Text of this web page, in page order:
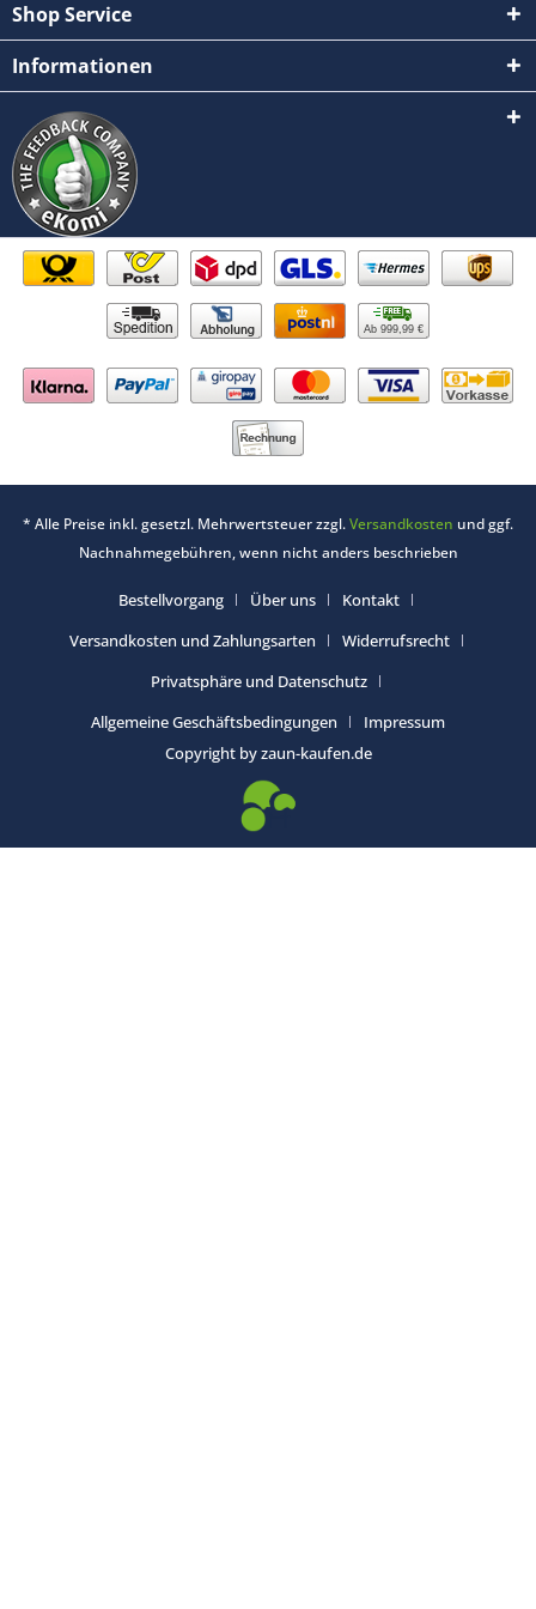
Shop Service
Informationen
Ab 999,99 €
* Alle Preise inkl. gesetzl. Mehrwertsteuer zzgl.Versandkosten und ggf.
Nachnahmegebühren, wenn nicht anders beschrieben
Bestellvorgang Über uns
Kontakt
Versandkosten und Zahlungsarten
Widerrufsrecht
Privatsphäre und Datenschutz
Allgemeine Geschäftsbedingungen
Impressum
Copyright by zaun-kaufen.de